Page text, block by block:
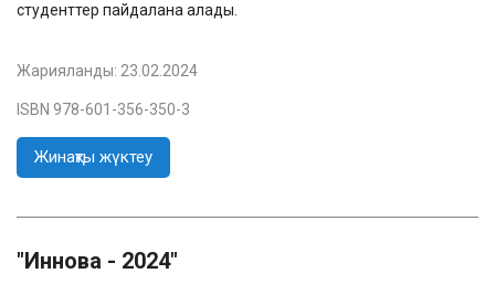
студенттер пайдалана алады.
Жарияланды: 23.02.2024
ISBN 978-601-356-350-3
Жинақты жүктеу
"Иннова - 2024"